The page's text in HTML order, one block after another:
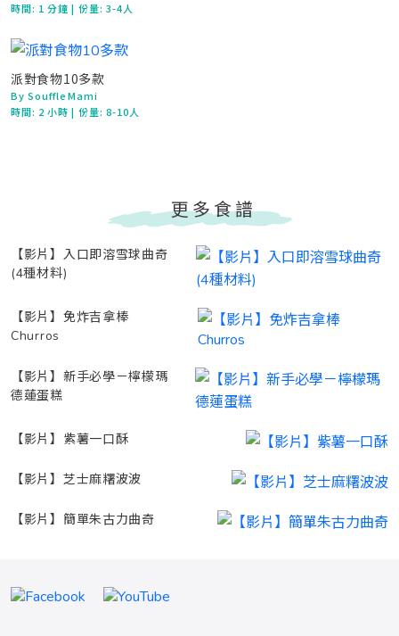
時間: 1 分鐘| 份量: 3-4人
派對食物10多款
By SouffleMami
時間: 2 小時| 份量: 8-10人
更多食譜
【影片】入口即溶雪球曲奇
(4種材料)
【影片】免炸吉拿棒
Churros
【影片】新手必學－檸檬瑪
德蓮蛋糕
【影片】紫薯一口酥
【影片】芝士麻糬波波
【影片】簡單朱古力曲奇